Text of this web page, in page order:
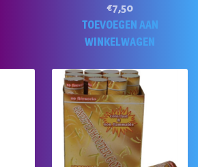
€7,50
TOEVOEGEN AAN
WINKELWAGEN